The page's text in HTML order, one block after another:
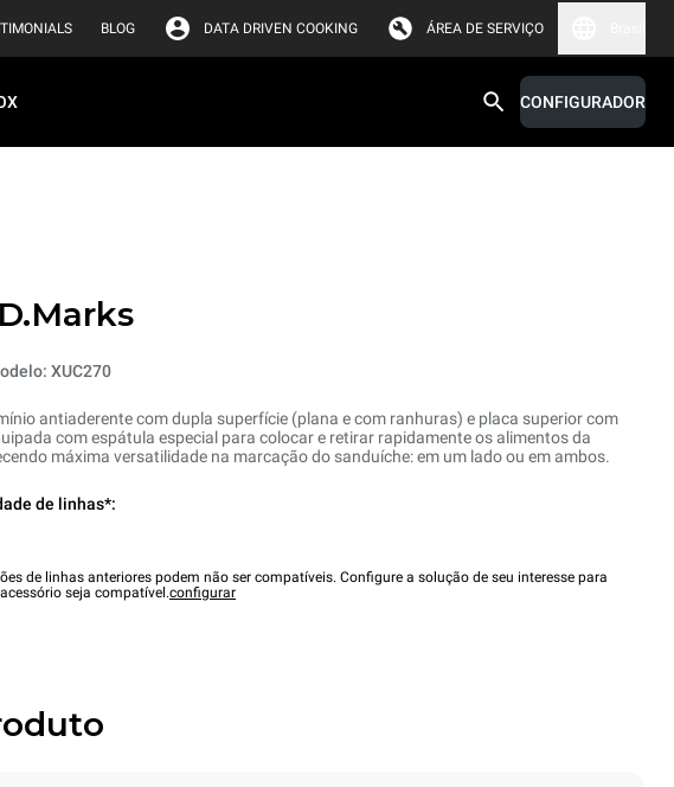
BLOG DATA DRIVEN COOKING ÁREA DE SERVIÇO
CONFIGURADOR
XUC270
antiaderente com dupla superfície (plana e com ranhuras) e placa superior com
com espátula especial para colocar e retirar rapidamente os alimentos da
máxima versatilidade na marcação do sanduíche: em um lado ou em ambos.
de linhas*:
de linhas anteriores podem não ser compatíveis. Configure a solução de seu interesse para
seja compatível.configurar